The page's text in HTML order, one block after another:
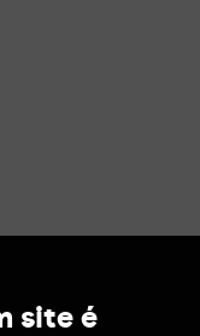
site é